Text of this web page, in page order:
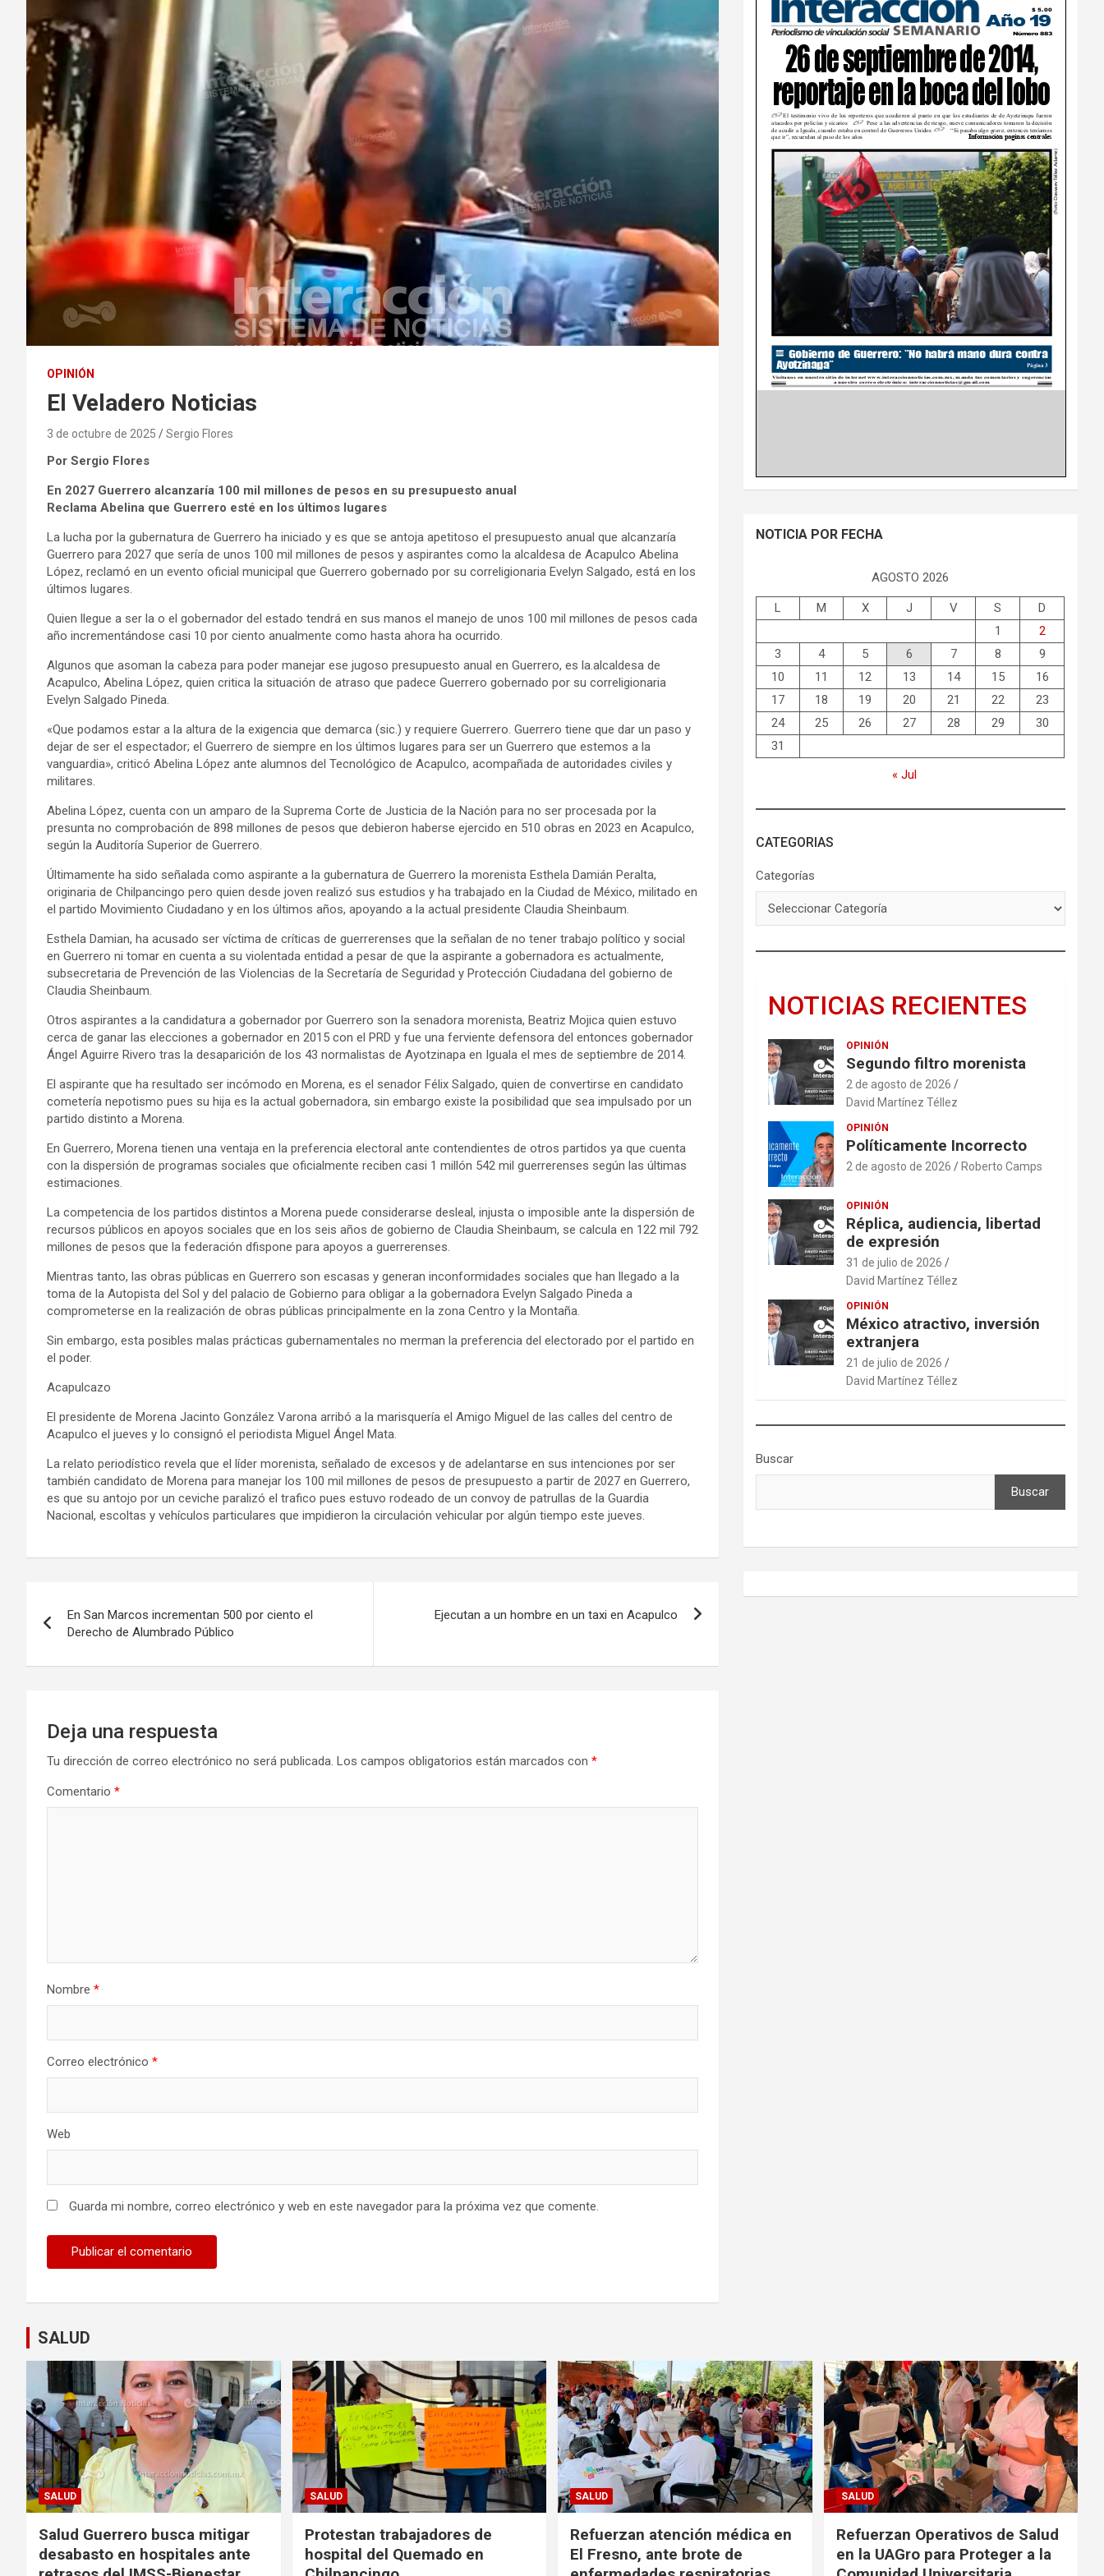
OPINIÓN
El Veladero Noticias
3 de octubre de 2025 Sergio Flores
Por Sergio Flores
En 2027 Guerrero alcanzaría 100 mil millones de pesos en su presupuesto anual
Reclama Abelina que Guerrero esté en los últimos lugares
La lucha por la gubernatura de Guerrero ha iniciado y es que se antoja apetitoso el presupuesto anual que alcanzaría
Guerrero para 2027 que sería de unos 100 mil millones de pesos y aspirantes como la alcaldesa de Acapulco Abelina
López, reclamó en un evento oficial municipal que Guerrero gobernado por su correligionaria Evelyn Salgado, está en los
últimos lugares.
Quien llegue a ser la o el gobernador del estado tendrá en sus manos el manejo de unos 100 mil millones de pesos cada
año incrementándose casi 10 por ciento anualmente como hasta ahora ha ocurrido.
Algunos que asoman la cabeza para poder manejar ese jugoso presupuesto anual en Guerrero, es la.alcaldesa de
Acapulco, Abelina López, quien critica la situación de atraso que padece Guerrero gobernado por su correligionaria
Evelyn Salgado Pineda.
«Que podamos estar a la altura de la exigencia que demarca (sic.) y requiere Guerrero. Guerrero tiene que dar un paso y
dejar de ser el espectador; el Guerrero de siempre en los últimos lugares para ser un Guerrero que estemos a la
vanguardia», criticó Abelina López ante alumnos del Tecnológico de Acapulco, acompañada de autoridades civiles y
militares.
Abelina López, cuenta con un amparo de la Suprema Corte de Justicia de la Nación para no ser procesada por la
presunta no comprobación de 898 millones de pesos que debieron haberse ejercido en 510 obras en 2023 en Acapulco,
según la Auditoría Superior de Guerrero.
Últimamente ha sido señalada como aspirante a la gubernatura de Guerrero la morenista Esthela Damián Peralta,
originaria de Chilpancingo pero quien desde joven realizó sus estudios y ha trabajado en la Ciudad de México, militado en
el partido Movimiento Ciudadano y en los últimos años, apoyando a la actual presidente Claudia Sheinbaum.
Esthela Damian, ha acusado ser víctima de críticas de guerrerenses que la señalan de no tener trabajo político y social
en Guerrero ni tomar en cuenta a su violentada entidad a pesar de que la aspirante a gobernadora es actualmente,
subsecretaria de Prevención de las Violencias de la Secretaría de Seguridad y Protección Ciudadana del gobierno de
Claudia Sheinbaum.
Otros aspirantes a la candidatura a gobernador por Guerrero son la senadora morenista, Beatriz Mojica quien estuvo
cerca de ganar las elecciones a gobernador en 2015 con el PRD y fue una ferviente defensora del entonces gobernador
Ángel Aguirre Rivero tras la desaparición de los 43 normalistas de Ayotzinapa en Iguala el mes de septiembre de 2014.
El aspirante que ha resultado ser incómodo en Morena, es el senador Félix Salgado, quien de convertirse en candidato
cometería nepotismo pues su hija es la actual gobernadora, sin embargo existe la posibilidad que sea impulsado por un
partido distinto a Morena.
En Guerrero, Morena tienen una ventaja en la preferencia electoral ante contendientes de otros partidos ya que cuenta
con la dispersión de programas sociales que oficialmente reciben casi 1 millón 542 mil guerrerenses según las últimas
estimaciones.
La competencia de los partidos distintos a Morena puede considerarse desleal, injusta o imposible ante la dispersión de
recursos públicos en apoyos sociales que en los seis años de gobierno de Claudia Sheinbaum, se calcula en 122 mil 792
millones de pesos que la federación dfispone para apoyos a guerrerenses.
Mientras tanto, las obras públicas en Guerrero son escasas y generan inconformidades sociales que han llegado a la
toma de la Autopista del Sol y del palacio de Gobierno para obligar a la gobernadora Evelyn Salgado Pineda a
comprometerse en la realización de obras públicas principalmente en la zona Centro y la Montaña.
Sin embargo, esta posibles malas prácticas gubernamentales no merman la preferencia del electorado por el partido en
el poder.
Acapulcazo
El presidente de Morena Jacinto González Varona arribó a la marisquería el Amigo Miguel de las calles del centro de
Acapulco el jueves y lo consignó el periodista Miguel Ángel Mata.
La relato periodístico revela que el líder morenista, señalado de excesos y de adelantarse en sus intenciones por ser
también candidato de Morena para manejar los 100 mil millones de pesos de presupuesto a partir de 2027 en Guerrero,
es que su antojo por un ceviche paralizó el trafico pues estuvo rodeado de un convoy de patrullas de la Guardia
Nacional, escoltas y vehículos particulares que impidieron la circulación vehicular por algún tiempo este jueves.
de
entradas
En San Marcos incrementan 500 por ciento el
Derecho de Alumbrado Público
Ejecutan a un hombre en un taxi en Acapulco
Deja una respuesta
Tu dirección de correo electrónico no será publicada. Los campos obligatorios están marcados con *
Comentario *
Nombre *
Correo electrónico *
Web
Guarda mi nombre, correo electrónico y web en este navegador para la próxima vez que comente.
NOTICIA POR FECHA
AGOSTO 2026
L M X J V S
D
1
2
3
4 5 6 7 8
9
10
11 12 13 14 15
16
17
18 19 20 21 22
23
24
25 26 27 28 29
30
31
« Jul
CATEGORIAS
Categorías
NOTICIAS RECIENTES
OPINIÓN
Segundo filtro morenista
2 de agosto de 2026
David Martínez Téllez
OPINIÓN
Políticamente Incorrecto
2 de agosto de 2026 Roberto Camps
OPINIÓN
Réplica, audiencia, libertad
de expresión
31 de julio de 2026
David Martínez Téllez
OPINIÓN
México atractivo, inversión
extranjera
21 de julio de 2026
David Martínez Téllez
Buscar
Buscar
SALUD
SALUD
Salud Guerrero busca mitigar
desabasto en hospitales ante
SALUD
Protestan trabajadores de
hospital del Quemado en
SALUD
Refuerzan atención médica en
El Fresno, ante brote de
SALUD
Refuerzan Operativos de Salud
en la UAGro para Proteger a la